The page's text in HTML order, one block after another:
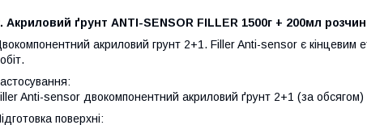
Акриловий ґрунт ANTI-SENSOR FILLER 1500г + 200мл
акриловий грунт 2+1. Filler Anti-sensor є кінцевим
Anti-sensor двокомпонентний акриловий ґрунт 2+1 (за
поверхні: